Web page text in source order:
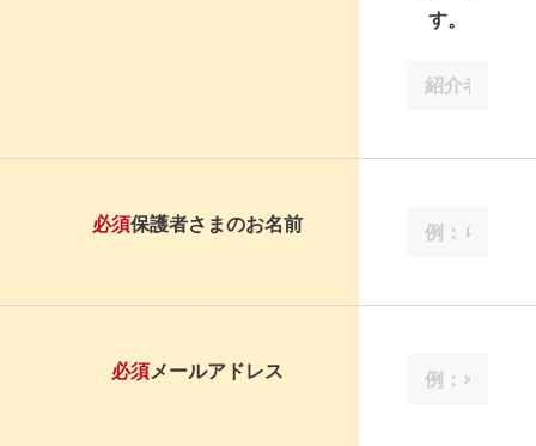
す。
必須保護者さまのお名前
必須メールアドレス